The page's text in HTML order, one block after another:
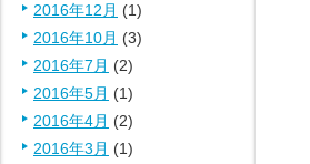
2016年12月 (1)
2016年10月 (3)
2016年7月 (2)
2016年5月 (1)
2016年4月 (2)
2016年3月 (1)